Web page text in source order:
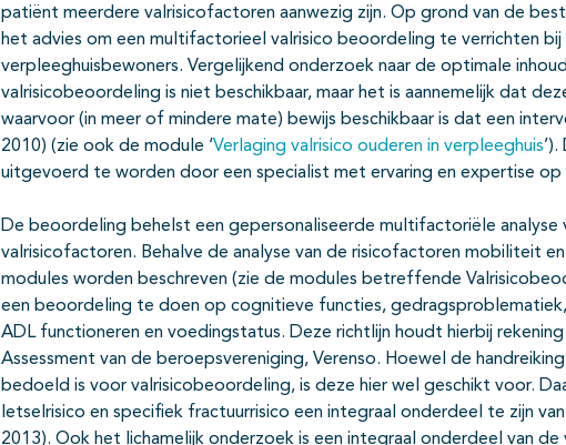
patiënt meerdere valrisicofactoren aanwezig zijn. Op grond van de
het advies om een multifactorieel valrisico beoordeling te verrichten bij
verpleeghuisbewoners. Vergelijkend onderzoek naar de optimale
valrisicobeoordeling is niet beschikbaar, maar het is aannemelijk dat
waarvoor (in meer of mindere mate) bewijs beschikbaar is dat een
2010) (zie ook de module ‘Verlaging valrisico ouderen in verpleeghuis
uitgevoerd te worden door een specialist met ervaring en expertise
De beoordeling behelst een gepersonaliseerde multifactoriële analyse
valrisicofactoren. Behalve de analyse van de risicofactoren mobiliteit
modules worden beschreven (zie de modules betreffende
een beoordeling te doen op cognitieve functies,
ADL functioneren en voedingstatus. Deze richtlijn houdt hierbij
Assessment van de beroepsvereniging, Verenso. Hoewel de
bedoeld is voor valrisicobeoordeling, is deze hier wel geschikt voor.
letselrisico en specifiek fractuurrisico een integraal onderdeel te zijn
2013). Ook het lichamelijk onderzoek is een integraal onderdeel van